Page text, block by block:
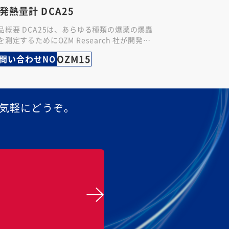
熱量計 DCA25
概要 DCA25は、あらゆる種類の爆薬の爆轟
測定するためにOZM Research 社が開発・
した等温式（イソペリボリック）熱量計で
さらに、燃…
い合わせNOOZM15
軽にどうぞ。